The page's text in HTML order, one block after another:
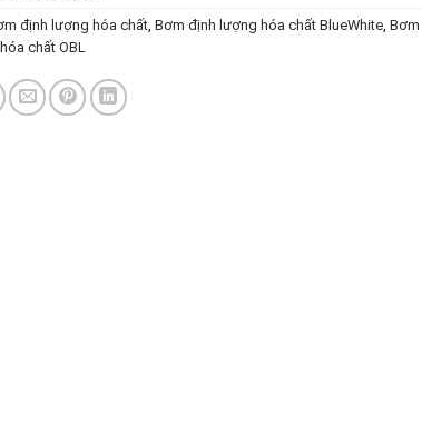
định lượng hóa chất, Bơm định lượng hóa chất BlueWhite, Bơm
chất OBL